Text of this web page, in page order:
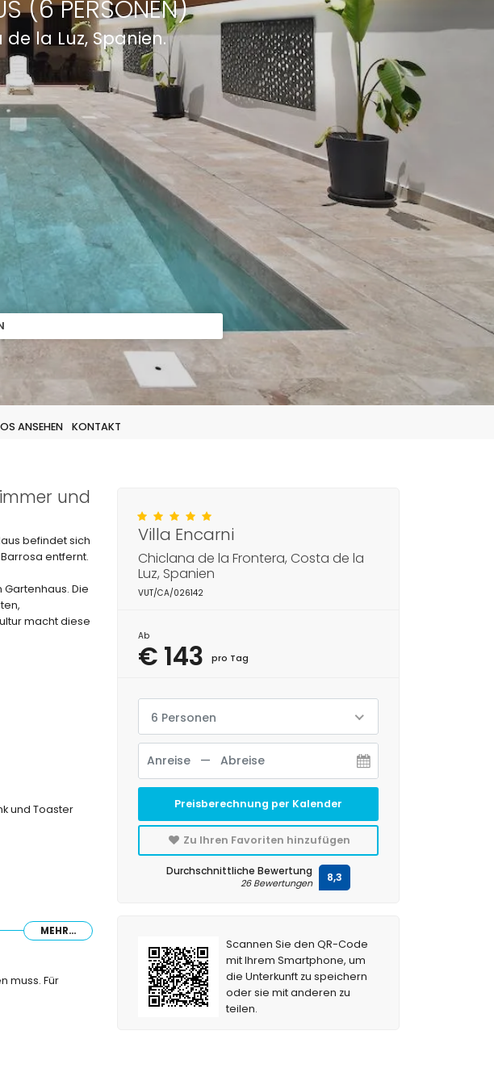
(6 PERSONEN)
la Luz, Spanien.
ANSEHEN KONTAKT
und
befindet sich
entfernt.
Die
macht diese
und Toaster
MEHR...
muss. Für
Villa Encarni
Chiclana de la Frontera, Costa de la
Luz, Spanien
VUT/CA/026142
Ab
€ 143 pro Tag
6 Personen
Preisberechnung per Kalender
Zu Ihren Favoriten hinzufügen
Durchschnittliche Bewertung
26 Bewertungen 8,3
Scannen Sie den QR-Code
mit Ihrem Smartphone, um
die Unterkunft zu speichern
oder sie mit anderen zu
teilen.